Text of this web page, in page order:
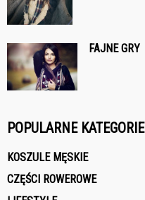
FAJNE GRY
POPULARNE KATEGORIE
KOSZULE MĘSKIE
CZĘŚCI ROWEROWE